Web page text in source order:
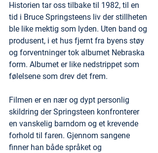
Historien tar oss tilbake til 1982, til en
tid i Bruce Springsteens liv der stillheten
ble like mektig som lyden. Uten band og
produsent, i et hus fjernt fra byens støy
og forventninger tok albumet Nebraska
form. Albumet er like nedstrippet som
følelsene som drev det frem.
Filmen er en nær og dypt personlig
skildring der Springsteen konfronterer
en vanskelig barndom og et krevende
forhold til faren. Gjennom sangene
finner han både språket og